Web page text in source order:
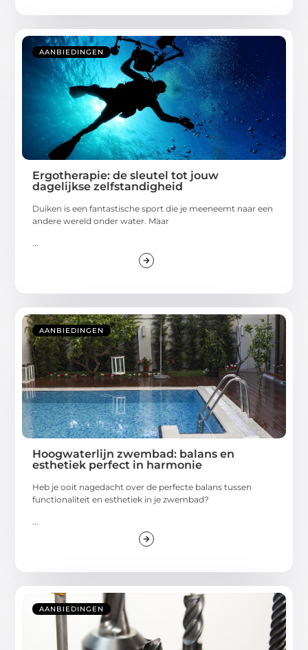
AANBIEDINGEN
Ergotherapie: de sleutel tot jouw
dagelijkse zelfstandigheid
Duiken is een fantastische sport die je meeneemt naar een
andere wereld onder water. Maar
AANBIEDINGEN
Hoogwaterlijn zwembad: balans en
esthetiek perfect in harmonie
Heb je ooit nagedacht over de perfecte balans tussen
functionaliteit en esthetiek in je zwembad?
...
AANBIEDINGEN